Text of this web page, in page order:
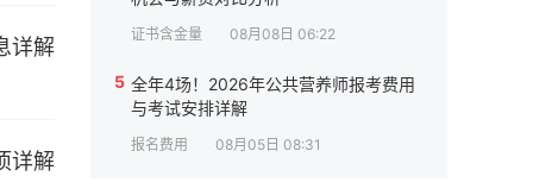
证书含金量 08月08日 06:22
5 全年4场！2026年公共营养师报考费用
与考试安排详解
报名费用 08月05日 08:31